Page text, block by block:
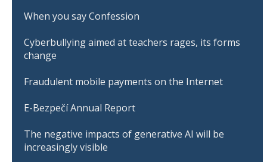
When you say Confession
Cyberbullying aimed at teachers rages, its forms
change
Fraudulent mobile payments on the Internet
E-Bezpečí Annual Report
The negative impacts of generative AI will be
increasingly visible